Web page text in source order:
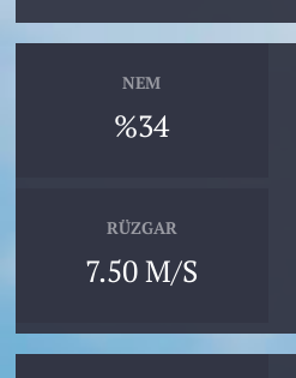
NEM
%34
RÜZGAR
7.50 M/S